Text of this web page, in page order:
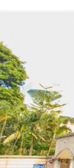
慈濟被詐10億
濟被騙10億
出蔣、柯「
崇良嗆台中
灣彩券開獎直
三立+24小